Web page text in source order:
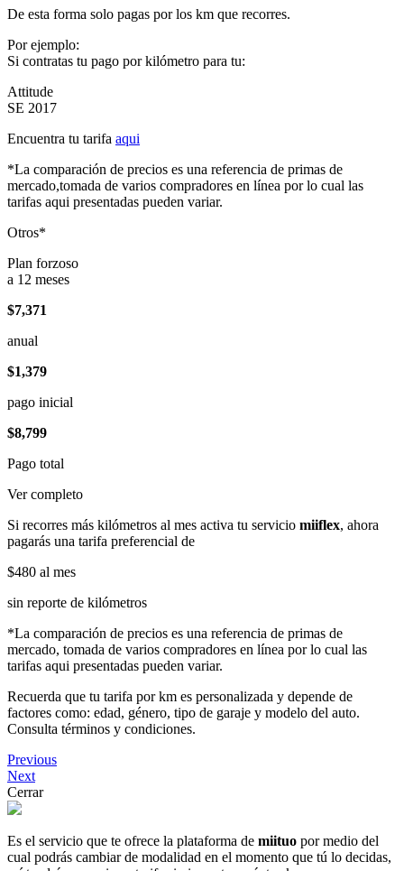
De esta forma solo pagas por los km que recorres.
Por ejemplo:
Si contratas tu pago por kilómetro para tu:
Attitude
SE 2017
Encuentra tu tarifa aqui
*La comparación de precios es una referencia de primas de
mercado,tomada de varios compradores en línea por lo cual las
tarifas aqui presentadas pueden variar.
Otros*
Plan forzoso
a 12 meses
$7,371
anual
$1,379
pago inicial
$8,799
Pago total
Ver completo
Si recorres más kilómetros al mes activa tu servicio miiflex, ahora
pagarás una tarifa preferencial de
$480 al mes
sin reporte de kilómetros
*La comparación de precios es una referencia de primas de
mercado, tomada de varios compradores en línea por lo cual las
tarifas aqui presentadas pueden variar.
Recuerda que tu tarifa por km es personalizada y depende de
factores como: edad, género, tipo de garaje y modelo del auto.
Consulta términos y condiciones.
Previous
Next
Cerrar
Es el servicio que te ofrece la plataforma de miituo por medio del
cual podrás cambiar de modalidad en el momento que tú lo decidas,